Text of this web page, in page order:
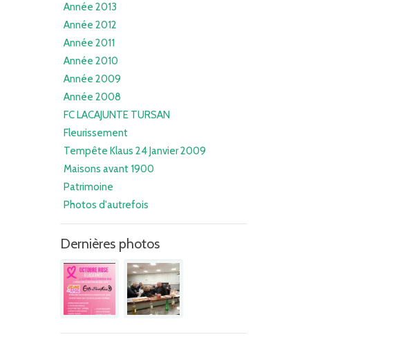
Année 2013
Année 2012
Année 2011
Année 2010
Année 2009
Année 2008
FC LACAJUNTE TURSAN
Fleurissement
Tempête Klaus 24 Janvier 2009
Maisons avant 1900
Patrimoine
Photos d'autrefois
Dernières photos